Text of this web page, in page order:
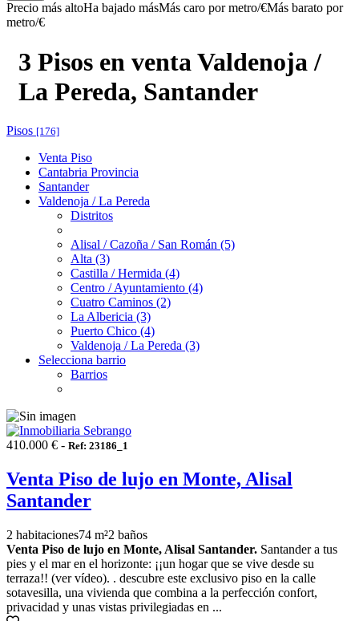
Precio más altoHa bajado másMás caro por metro/€Más barato por
metro/€
3 Pisos en venta Valdenoja /
La Pereda, Santander
Pisos [176]
Venta Piso
Cantabria Provincia
Santander
Valdenoja / La Pereda
Distritos
Alisal / Cazoña / San Román (5)
Alta (3)
Castilla / Hermida (4)
Centro / Ayuntamiento (4)
Cuatro Caminos (2)
La Albericia (3)
Puerto Chico (4)
Valdenoja / La Pereda (3)
Selecciona barrio
Barrios
410.000 € - Ref: 23186_1
Venta Piso de lujo en Monte, Alisal
Santander
2 habitaciones74 m²2 baños
Venta Piso de lujo en Monte, Alisal Santander. Santander a tus
pies y el mar en el horizonte: ¡¡un hogar que se vive desde su
terraza!! (ver vídeo). . descubre este exclusivo piso en la calle
sotavesilla, una vivienda que combina a la perfección confort,
privacidad y unas vistas privilegiadas en ...